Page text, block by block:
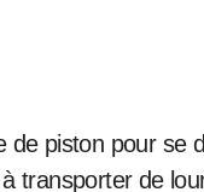
piston pour se
transporter de